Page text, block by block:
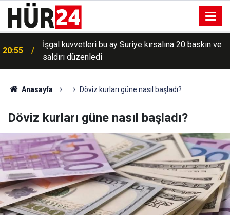
20:55
İşgal kuvvetleri bu ay Suriye kırsalına 20 baskın ve
saldırı düzenledi
Anasayfa Döviz kurları güne nasıl başladı?
Döviz kurları güne nasıl başladı?